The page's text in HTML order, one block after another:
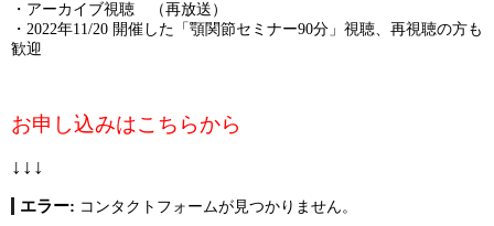
・アーカイブ視聴 （再放送）
・2022年11/20 開催した「顎関節セミナー90分」視聴、再視聴の方も
歓迎
お申し込みはこちらから
↓↓↓
エラー: コンタクトフォームが見つかりません。